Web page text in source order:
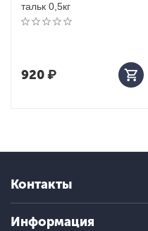
тальк 0,5кг
920₽
Контакты
Информация